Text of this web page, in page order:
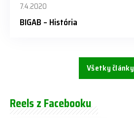
7.4.2020
BIGAB – História
Všetky články
Reels z Facebooku